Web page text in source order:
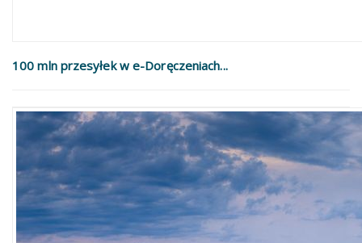
100 mln przesyłek w e-Doręczeniach...